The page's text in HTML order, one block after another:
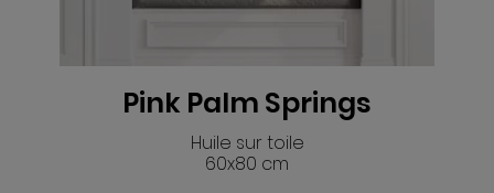
Pink Palm Springs
Huile sur toile
60x80 cm